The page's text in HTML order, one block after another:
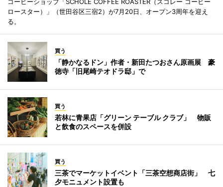
ロースター）」（世田谷区三宿2）が7月20日、オープン3周年を迎え
る。
買う
「静かなるドン」作者・新田たつおさん原画展 豪
徳寺「旧尾崎テオドラ邸」で
買う
若林に青果店「グリーン テーブル クラブ」 物販
と飲食のスペースを併設
買う
三茶でマーケットイベント「三茶空想商店街」 七
夕モニュメント設置も